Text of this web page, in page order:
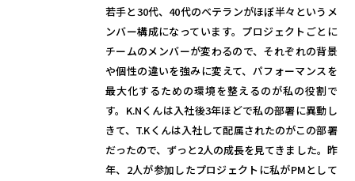
若手と30代、40代のベテランがほぼ半々というメ
ンバー構成になっています。プロジェクトごとに
チームのメンバーが変わるので、それぞれの背景
や個性の違いを強みに変えて、パフォーマンスを
最大化するための環境を整えるのが私の役割で
す。K.Nくんは入社後3年ほどで私の部署に異動し
きて、T.Kくんは入社して配属されたのがこの部署
だったので、ずっと2人の成長を見てきました。昨
年、2人が参加したプロジェクトに私がPMとして